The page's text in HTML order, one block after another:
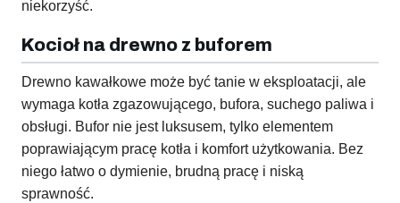
niekorzyść.
Kocioł na drewno z buforem
Drewno kawałkowe może być tanie w eksploatacji, ale
wymaga kotła zgazowującego, bufora, suchego paliwa i
obsługi. Bufor nie jest luksusem, tylko elementem
poprawiającym pracę kotła i komfort użytkowania. Bez
niego łatwo o dymienie, brudną pracę i niską
sprawność.